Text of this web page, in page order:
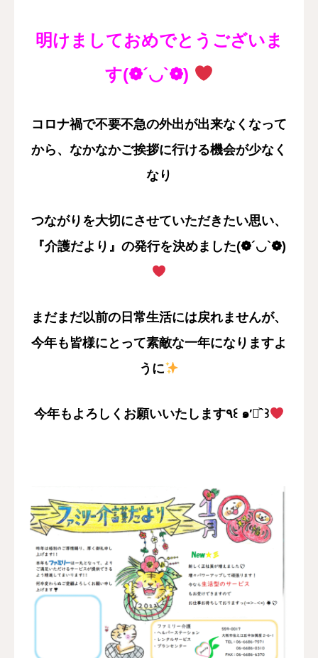
明けましておめでとうございま
す(❁´◡`❁)
コロナ禍で不要不急の外出が出来なくなって
から、 なかなかご挨拶に行ける機会が少なく
なり
つながりを大切にさせていただきたい思い、
『介護だより』の発行を決めました(❁´◡`❁)
まだまだ以前の日常生活には戻れませんが、
今年も皆様にとって素敵な一年になりますよ
うに
今年もよろしくお願いいたします٩꒰ ๑′◡͐`꒱